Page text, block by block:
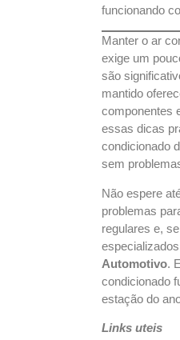
funcionando
Manter o ar
exige um
são
mantido
componentes
essas dicas
condicionado
sem
Não espere
problemas
regulares e,
Automotivo.
condicionado
estação do
Links uteis